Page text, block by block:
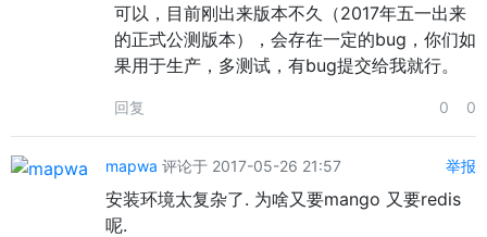
可以，目前刚出来版本不久（2017年五一出来
的正式公测版本），会存在一定的bug，你们如
果用于生产，多测试，有bug提交给我就行。
回复 0 0
mapwa 评论于 2017-05-26 21:57 举报
安装环境太复杂了. 为啥又要mango 又要redis
呢.